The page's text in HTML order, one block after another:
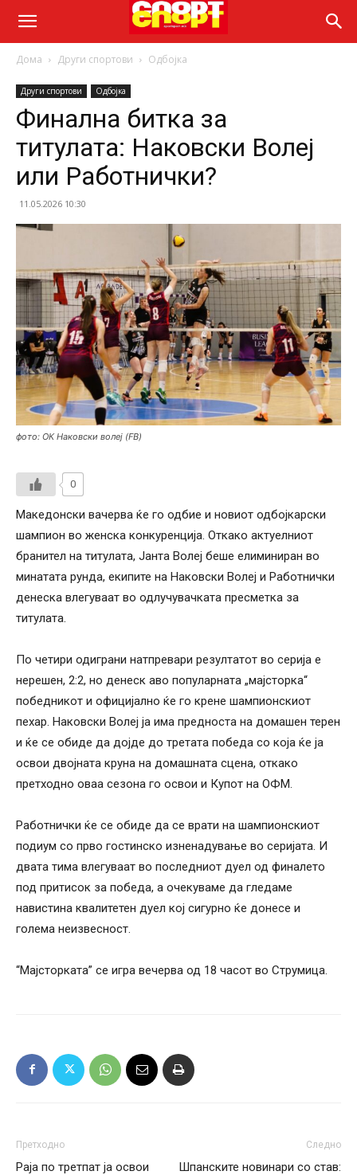
Дома Други спортови Одбојка
Други спортови Одбојка
Финална битка за
титулата: Наковски Волеј
или Работнички?
11.05.2026 10:30
фото: ОК Наковски волеј (FB)
0
Македонски вачерва ќе го одбие и новиот одбојкарски
шампион во женска конкуренција. Откако актуелниот
бранител на титулата, Јанта Волеј беше елиминиран во
минатата рунда, екипите на Наковски Волеј и Работнички
денеска влегуваат во одлучувачката пресметка за
титулата.
По четири одиграни натпревари резултатот во серија е
нерешен, 2:2, но денеск аво популарната „мајсторка“
победникот и официјално ќе го крене шампионскиот
пехар. Наковски Волеј ја има предноста на домашен терен
и ќе се обиде да дојде до третата победа со која ќе ја
освои двојната круна на домашната сцена, откако
претходно оваа сезона го освои и Купот на ОФМ.
Работнички ќе се обиде да се врати на шампионскиот
подиум со прво гостинско изненадување во серијата. И
двата тима влегуваат во последниот дуел од финалето
под притисок за победа, а очекуваме да гледаме
навистина квалитетен дуел кој сигурно ќе донесе и
голема неизвесност.
“Мајсторката” се игра вечерва од 18 часот во Струмица.
Претходно
Раја по третпат ја освои
Следно
Шпанските новинари со став: